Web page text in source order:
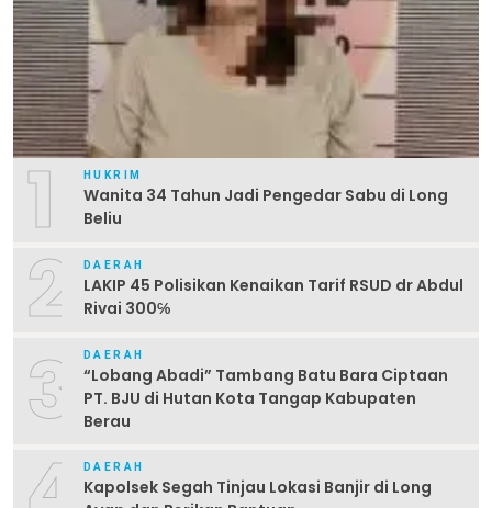
1 HUKRIM
Wanita 34 Tahun Jadi Pengedar Sabu di Long
Beliu
2 DAERAH
LAKIP 45 Polisikan Kenaikan Tarif RSUD dr Abdul
Rivai 300℅
3 DAERAH
“Lobang Abadi” Tambang Batu Bara Ciptaan
PT. BJU di Hutan Kota Tangap Kabupaten
Berau
DAERAH
Kapolsek Segah Tinjau Lokasi Banjir di Long